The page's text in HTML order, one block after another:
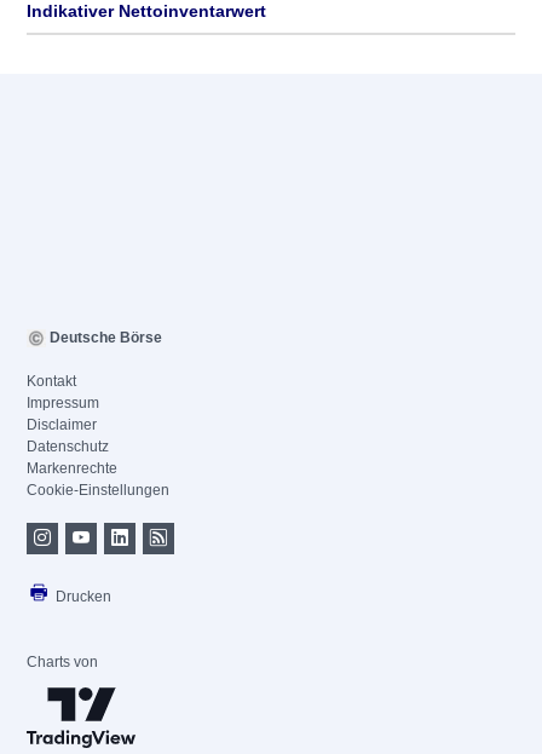
Indikativer Nettoinventarwert
Deutsche Börse
Kontakt
Impressum
Disclaimer
Datenschutz
Markenrechte
Cookie-Einstellungen
Drucken
Charts von